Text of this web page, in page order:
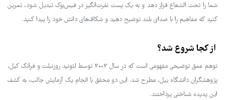
شما را تحت الشعاع قرار دهد و به یک پست نفرت‌انگیز در فیس‌بوک تبدیل شود، تمرین
کنید که مفاهیم را با صدای بلند توضیح دهید و شکاف‌های دانش خود را پیدا کنید.
از کجا شروع شد؟
توهم عمق توضیحی مفهومی است که در سال 2002 توسط لئونید روزنبلت و فرانک کیل،
پژوهشگران دانشگاه ییل، مطرح شد. این دو محقق با انجام یک آزمایش جالب، به کشف
این پدیده شناختی پرداختند.